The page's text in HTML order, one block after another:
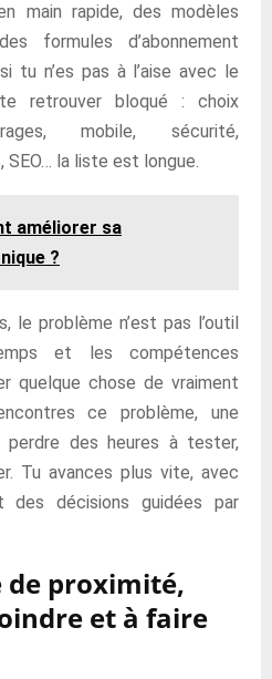
main rapide, des modèles
formules d’abonnement
tu n’es pas à l’aise avec le
retrouver bloqué : choix
mobile, sécurité,
SEO… la liste est longue.
améliorer sa
?
le problème n’est pas l’outil
et les compétences
quelque chose de vraiment
ce problème, une
des heures à tester,
Tu avances plus vite, avec
décisions guidées par
proximité,
et à faire